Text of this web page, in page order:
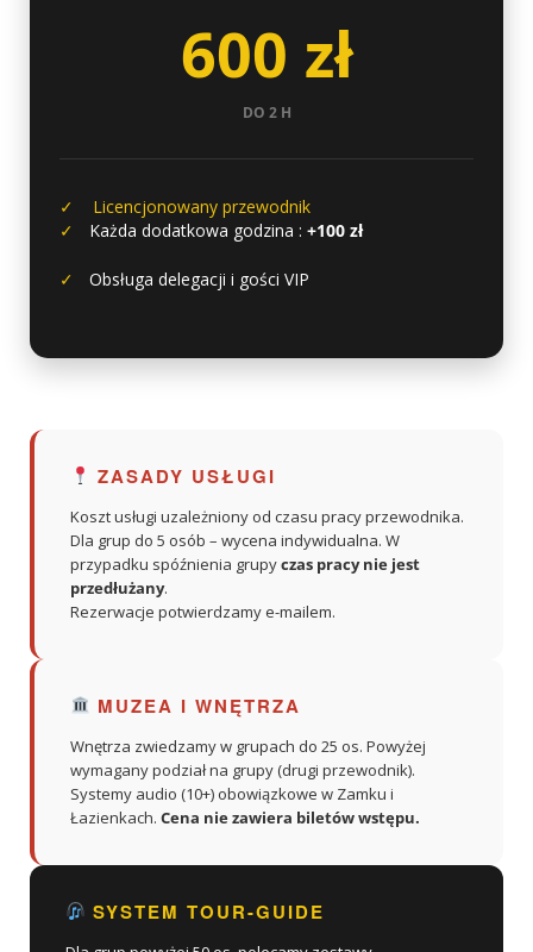
600 zł
DO 2 H
✓ Licencjonowany przewodnik
✓
Każda dodatkowa godzina : +100 zł
✓ Obsługa delegacji i gości VIP
ZASADY USŁUGI
Koszt usługi uzależniony od czasu pracy przewodnika.
Dla grup do 5 osób – wycena indywidualna. W
przypadku spóźnienia grupyczas pracy nie jest
przedłużany.
Rezerwacje potwierdzamy e-mailem.
MUZEA I WNĘTRZA
Wnętrza zwiedzamy w grupach do 25 os. Powyżej
wymagany podział na grupy (drugi przewodnik).
Systemy audio (10+) obowiązkowe w Zamku i
Łazienkach. Cena nie zawiera biletów wstępu.
SYSTEM TOUR-GUIDE